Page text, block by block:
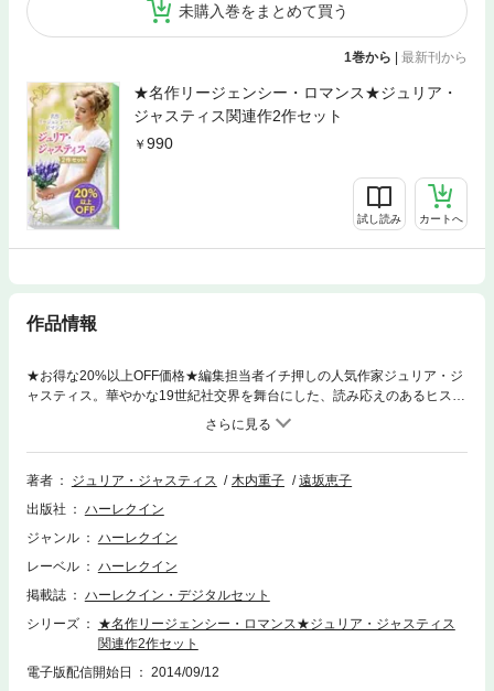
未購入巻をまとめて買う
1巻から 最新刊から
★名作リージェンシー・ロマンス★ジュリア・
ジャスティス関連作2作セット
990
試し読み カートへ
作品情報
★お得な20%以上OFF価格★編集担当者イチ押しの人気作家ジュリア・ジ
ャスティス。華やかな19世紀社交界を舞台にした、読み応えのあるヒスト
リカル関連作を2本セットで。伝説に残る名作！ ●『意外な求婚者』父の
借金で困窮する貴族の娘セアラは、卑劣な准男爵との結婚を覚悟する。そ
んなとき、社交界きっての人気者が彼女に救いの手を差し伸べた。エング
ルメア侯爵ニコラスが求婚してきたのだ。だが彼にとって結婚とは、親を
かなく……。●『ふさわしき妻は』領地の存続も危ういほどの借金を残し
て父が亡くなり、裕福なレディとの便宜結婚を迫られた子爵シンジン。彼
うが、高飛車で口の減らない彼女にたちまち反感を覚える。妻にはぜひ控
えめな女性を、と望むのだが……。
著者 ジュリア・ジャスティス 木内重子
遠坂恵子
出版社
ハーレクイン
ジャンル
ハーレクイン
レーベル
ハーレクイン
掲載誌
ハーレクイン・デジタルセット
シリーズ
★名作リージェンシー・ロマンス★ジュリア・ジャスティス
関連作2作セット
電子版配信開始日
2014/09/12